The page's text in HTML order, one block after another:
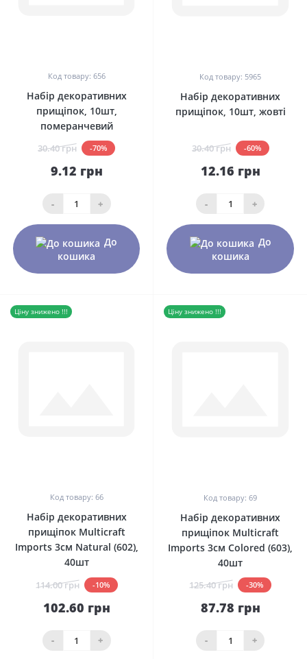
Код товару: 656
Набір декоративних
прищіпок, 10шт,
померанчевий
30.40 грн -70%
9.12 грн
- +
До
кошика
Код товару: 5965
Набір декоративних
прищіпок, 10шт, жовті
30.40 грн -60%
12.16 грн
- +
До
кошика
Ціну знижено !!!
Код товару: 66
Набір декоративних
прищіпок Multicraft
Imports 3см Natural (602),
40шт
114.00 грн -10%
102.60 грн
- +
Ціну знижено !!!
Код товару: 69
Набір декоративних
прищіпок Multicraft
Imports 3см Colored (603),
40шт
125.40 грн -30%
87.78 грн
- +